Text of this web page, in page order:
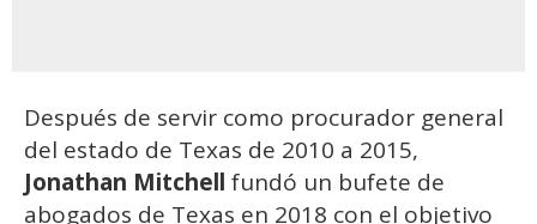
Después de servir como procurador general
del estado de Texas de 2010 a 2015,
Jonathan Mitchell fundó un bufete de
abogados de Texas en 2018 con el objetivo